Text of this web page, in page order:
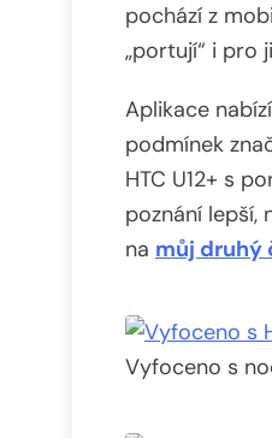
pochází z
„portují“ i pro
Aplikace
podmínek
HTC U12+ s
poznání lepší,
na můj druhý
Vyfoceno s